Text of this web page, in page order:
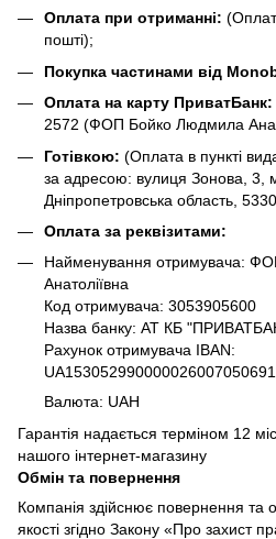
Оплата при отриманні:
пошті);
Покупка частинами від
Оплата на карту ПриватБанк:
2572 (ФОП Бойко Людмила
Готівкою: (Оплата в пункті
за адресою: вулиця Зонова, 3,
Дніпропетровська область,
Оплата за реквізитами:
Найменування отримувача:
Анатоліївна
Код отримувача: 3053905600
Назва банку: АТ КБ
Рахунок отримувача IBAN:
Валюта: UAH
Гарантія надається терміном 12
нашого інтернет-магазину
Обмін та повернення
Компанія здійснює повернення та
якості згідно Закону «Про захист